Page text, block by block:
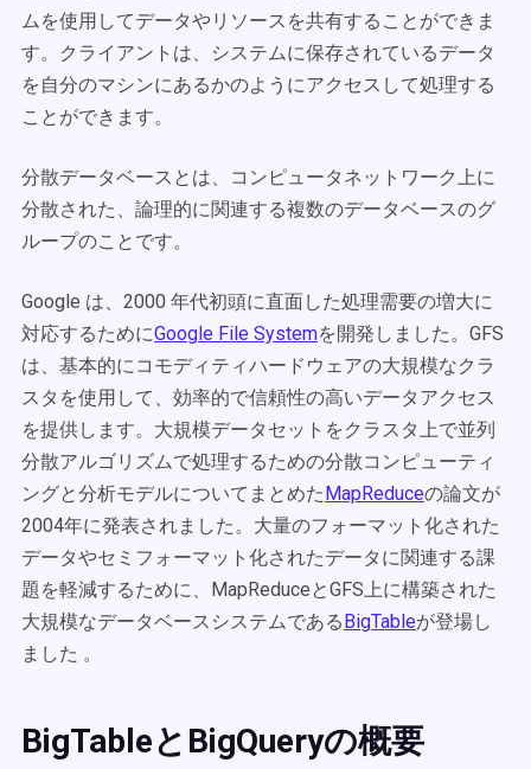
ムを使用してデータやリソースを共有することができま
す。クライアントは、システムに保存されているデータ
を自分のマシンにあるかのようにアクセスして処理する
ことができます。
分散データベースとは、コンピュータネットワーク上に
分散された、論理的に関連する複数のデータベースのグ
ループのことです。
Google は、2000 年代初頭に直面した処理需要の増大に
対応するためにGoogle File Systemを開発しました。GFS
は、基本的にコモディティハードウェアの大規模なクラ
スタを使用して、効率的で信頼性の高いデータアクセス
を提供します。大規模データセットをクラスタ上で並列
分散アルゴリズムで処理するための分散コンピューティ
ングと分析モデルについてまとめたMapReduceの論文が
2004年に発表されました。大量のフォーマット化された
データやセミフォーマット化されたデータに関連する課
題を軽減するために、MapReduceとGFS上に構築された
大規模なデータベースシステムであるBigTableが登場し
ました 。
BigTableとBigQueryの概要